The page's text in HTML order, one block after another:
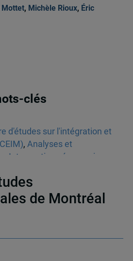
Mottet, Michèle Rioux, Éric
clés
d'études sur l'intégration et
, Analyses et
Interventions économiques
de Montréal